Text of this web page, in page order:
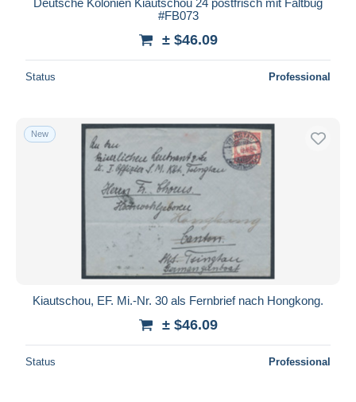
#FB073
± $46.09
Status Professional
New
Kiautschou, EF. Mi.-Nr. 30 als Fernbrief nach Hongkong.
± $46.09
Status Professional